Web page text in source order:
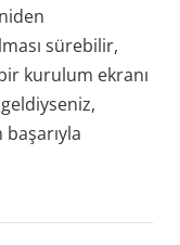
sürebilir,
kurulum ekranı